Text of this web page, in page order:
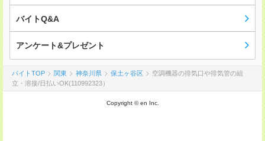
バイトQ&A
アンケート&プレゼント
バイトTOP 関東 神奈川県 保土ヶ谷区
空調機器の排気口や排気管の組
立・溶接/日払いOK(110992323）
Copyright © en Inc.